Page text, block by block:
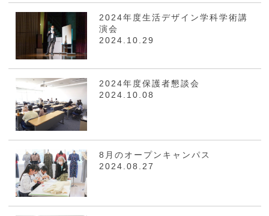
2024年度生活デザイン学科学術講
演会
2024.10.29
2024年度保護者懇談会
2024.10.08
8月のオープンキャンパス
2024.08.27